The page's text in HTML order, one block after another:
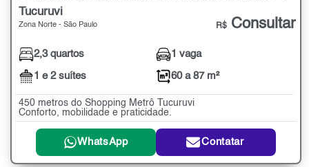
Tucuruvi
Zona Norte - São Paulo R$ Consultar
2,3 quartos
1 e 2 suítes
1 vaga
60 a 87 m²
450 metros do Shopping Metrô Tucuruvi
Conforto, mobilidade e praticidade.
WhatsApp Contatar